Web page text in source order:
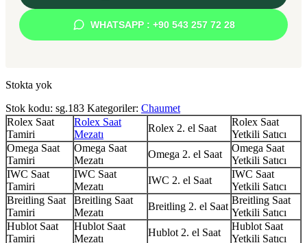
WHATSAPP : +90 543 257 72 28
Stokta yok
Stok kodu: sg.183 Kategoriler: Chaumet
Rolex Saat
Tamiri
Rolex Saat
Mezatı
Rolex 2. el Saat
Rolex Saat
Yetkili Satıcı
Omega Saat
Tamiri
Omega Saat
Mezatı
Omega 2. el Saat
Omega Saat
Yetkili Satıcı
IWC Saat
Tamiri
IWC Saat
Mezatı
IWC 2. el Saat
IWC Saat
Yetkili Satıcı
Breitling Saat
Tamiri
Breitling Saat
Mezatı
Breitling 2. el Saat
Breitling Saat
Yetkili Satıcı
Hublot Saat
Tamiri
Hublot Saat
Mezatı
Hublot 2. el Saat
Hublot Saat
Yetkili Satıcı